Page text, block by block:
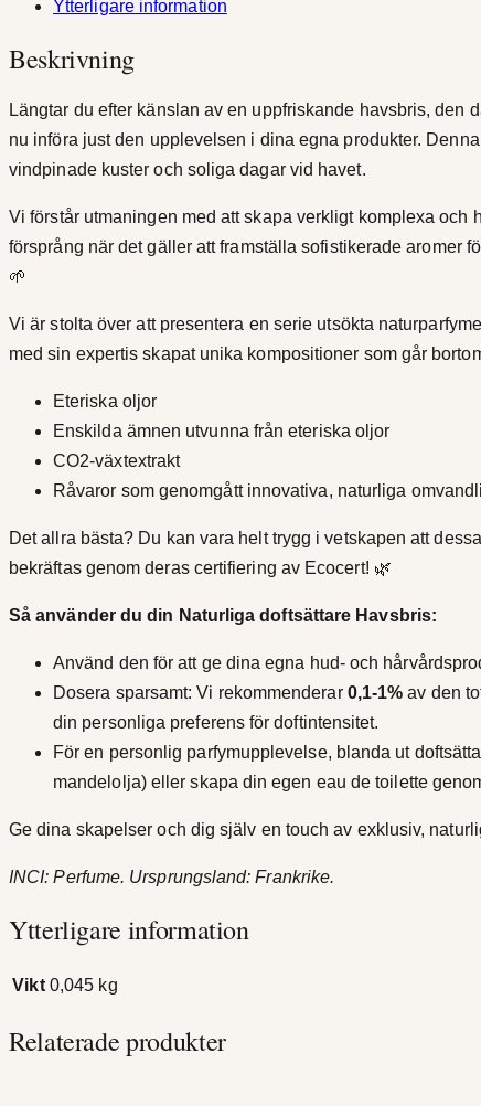
Ytterligare information
Beskrivning
Längtar du efter känslan av en uppfriskande havsbris,
nu införa just den upplevelsen i dina egna produkter.
vindpinade kuster och soliga dagar vid havet.
Vi förstår utmaningen med att skapa verkligt komplexa
försprång när det gäller att framställa sofistikerade aromer
🌱
Vi är stolta över att presentera en serie utsökta
med sin expertis skapat unika kompositioner som går
Eteriska oljor
Enskilda ämnen utvunna från eteriska oljor
CO2-växtextrakt
Råvaror som genomgått innovativa, naturliga
Det allra bästa? Du kan vara helt trygg i vetskapen att
bekräftas genom deras certifiering av Ecocert! 🌿
Så använder du din Naturliga doftsättare Havsbris:
Använd den för att ge dina egna hud- och
Dosera sparsamt: Vi rekommenderar 0,1-1% av den
din personliga preferens för doftintensitet.
För en personlig parfymupplevelse, blanda ut
mandelolja) eller skapa din egen eau de toilette
Ge dina skapelser och dig själv en touch av exklusiv,
INCI: Perfume. Ursprungsland: Frankrike.
Ytterligare information
Vikt 0,045 kg
Relaterade produkter